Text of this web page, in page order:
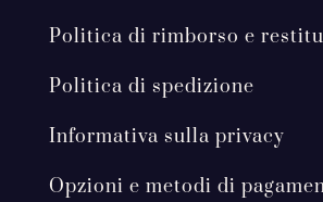
Politica di rimborso e
Politica di spedizione
Informativa sulla privacy
Opzioni e metodi di